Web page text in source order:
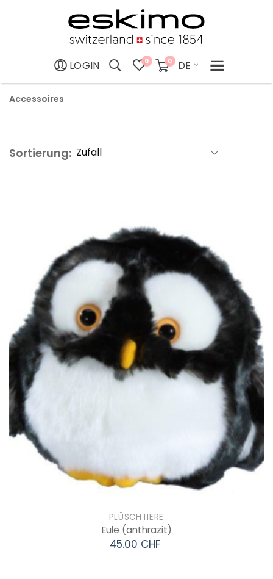
LOGIN 0 0 DE
Accessoires
Sortierung:
PLÜSCHTIERE
Eule (anthrazit)
45.00 CHF